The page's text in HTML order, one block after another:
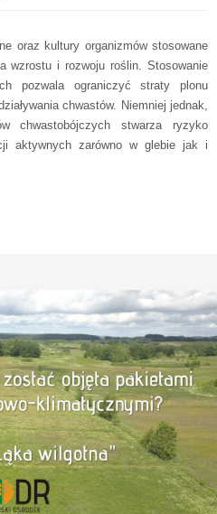
oraz kultury organizmów stosowane
wzrostu i rozwoju roślin. Stosowanie
pozwala ograniczyć straty plonu
chwastów. Niemniej jednak,
chwastobójczych stwarza ryzyko
aktywnych zarówno w glebie jak i